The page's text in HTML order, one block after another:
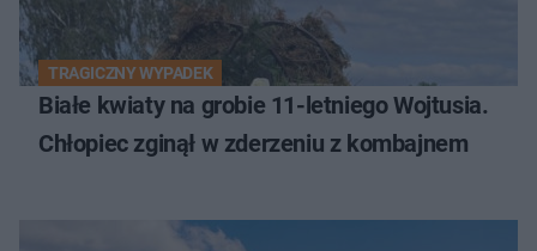
TRAGICZNY WYPADEK
Białe kwiaty na grobie 11-letniego Wojtusia.
Chłopiec zginął w zderzeniu z kombajnem